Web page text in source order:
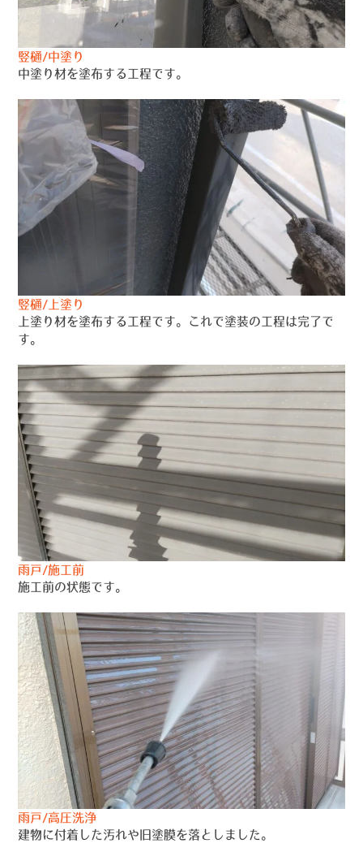
竪樋/中塗り
中塗り材を塗布する工程です。
竪樋/上塗り
上塗り材を塗布する工程です。これで塗装の工程は完了で
す。
雨戸/施工前
施工前の状態です。
雨戸/高圧洗浄
建物に付着した汚れや旧塗膜を落としました。